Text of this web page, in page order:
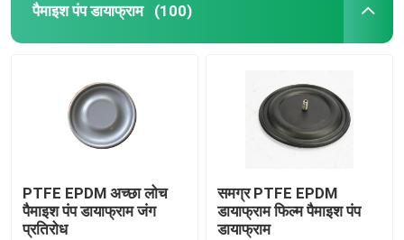
पैमाइश पंप डायाफ्राम (100)
PTFE EPDM अच्छा लोच
पैमाइश पंप डायाफ्राम जंग
प्रतिरोध
समग्र PTFE EPDM
डायाफ्राम फिल्म पैमाइश पंप
डायाफ्राम